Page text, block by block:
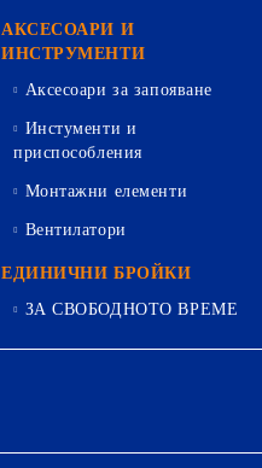
АКСЕСОАРИ И
ИНСТРУМЕНТИ
Аксесоари за запояване
Инстументи и
приспособления
Монтажни елементи
Вентилатори
ЕДИНИЧНИ БРОЙКИ
ЗА СВОБОДНОТО ВРЕМЕ